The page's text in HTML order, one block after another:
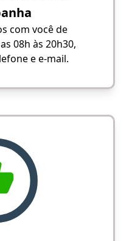
com você de
08h às 20h30,
e e-mail.